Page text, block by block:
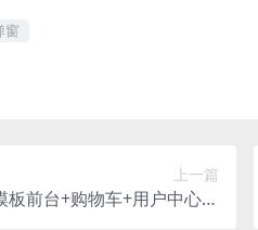
窗
上一篇
前台+购物车+用户中心模